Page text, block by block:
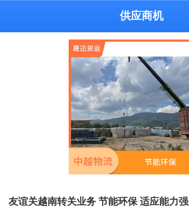
供应商机
友谊关越南转关业务 节能环保 适应能力强